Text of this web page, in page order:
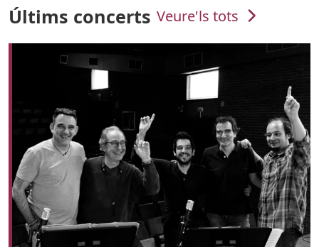
Últims concerts Veure'ls tots